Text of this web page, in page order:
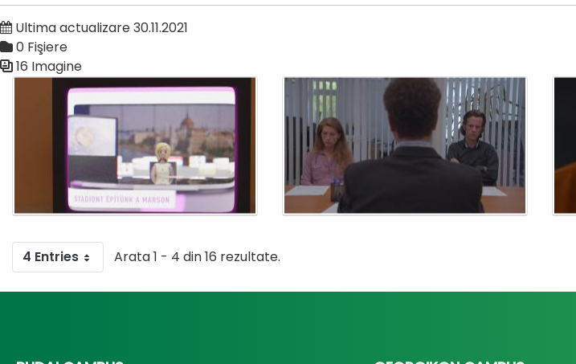
Ultima actualizare 30.11.2021
0 Fişiere
16 Imagine
Galerie media
4 Entries Arata 1 - 4 din 16 rezultate.